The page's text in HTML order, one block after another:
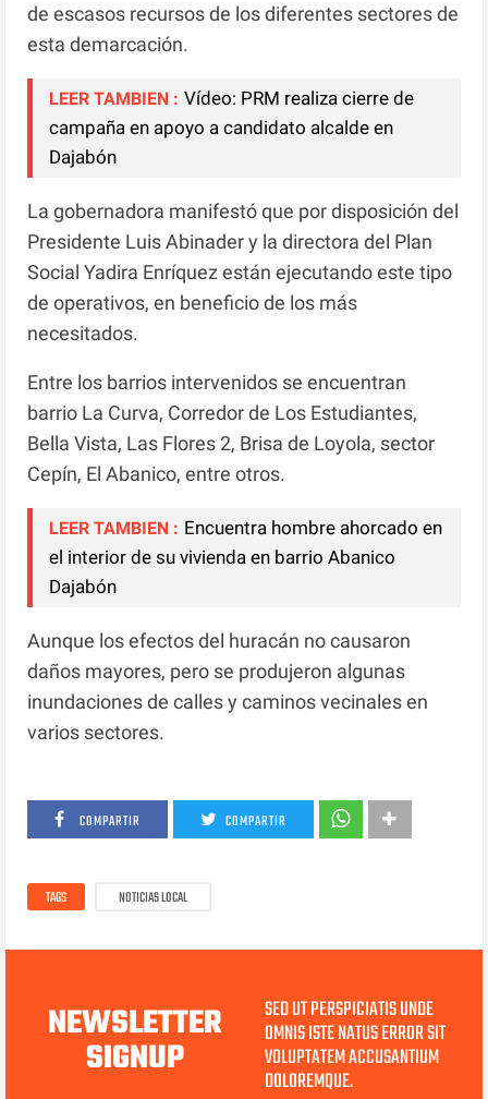
de escasos recursos de los diferentes sectores de
esta demarcación.
LEER TAMBIEN : Vídeo: PRM realiza cierre de
campaña en apoyo a candidato alcalde en
Dajabón
La gobernadora manifestó que por disposición del
Presidente Luis Abinader y la directora del Plan
Social Yadira Enríquez están ejecutando este tipo
de operativos, en beneficio de los más
necesitados.
Entre los barrios intervenidos se encuentran
barrio La Curva, Corredor de Los Estudiantes,
Bella Vista, Las Flores 2, Brisa de Loyola, sector
Cepín, El Abanico, entre otros.
LEER TAMBIEN : Encuentra hombre ahorcado en
el interior de su vivienda en barrio Abanico
Dajabón
Aunque los efectos del huracán no causaron
daños mayores, pero se produjeron algunas
inundaciones de calles y caminos vecinales en
varios sectores.
COMPARTIR COMPARTIR
TAGS NOTICIAS LOCAL
NEWSLETTER
SIGNUP
SED UT PERSPICIATIS UNDE
OMNIS ISTE NATUS ERROR SIT
VOLUPTATEM ACCUSANTIUM
DOLOREMQUE.